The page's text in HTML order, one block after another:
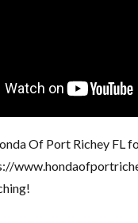
Of Port Richey FL